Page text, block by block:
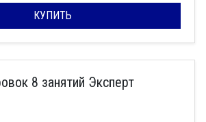
КУПИТЬ
8 занятий Эксперт